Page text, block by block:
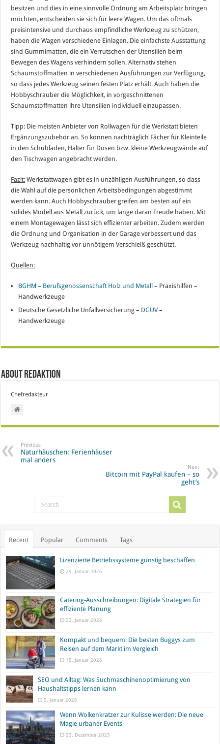
besitzen und dies in eine sinnvolle Ordnung am Arbeitsplatz bringen
möchten, entscheiden sie sich für leere Wagen. Um das oftmals
preisintensive und durchaus empfindliche Werkzeug zu schützen,
haben die Wagen verschiedene Einlagen. Die einfachste Ausstattung
sind Gummimatten, die ein Verrutschen der Utensilien beim
Bewegen des Wagens verhindern sollen. Alternativ stehen
Schaumstoffmatten in verschiedenen Ausführungen zur Verfügung,
so dass jedes Werkzeug seinen festen Platz erhält. Auch haben die
Hobbyschrauber die Möglichkeit, in vorgeschnittenen
Schaumstoffmatten ihre Utensilien individuell einzupassen.
Tipp: Die meisten Anbieter von Rollwagen für die Werkstatt bieten
Ergänzungszubehör an. So können nachträglich Fächer für Kleinteile
in den Schubladen, Halter für Dosen bzw. kleine Werkzeugwände auf
den Tischwagen angebracht werden.
Fazit: Werkstattwagen gibt es in unzähligen Ausführungen, so dass
die Wahl auf die persönlichen Arbeitsbedingungen abgestimmt
werden kann. Auch Hobbyschrauber greifen am besten auf ein
solides Modell aus Metall zurück, um lange daran Freude haben. Mit
einem Montagewagen lässt sich effizienter arbeiten. Zudem werden
die Ordnung und Organisation in der Garage verbessert und das
Werkzeug nachhaltig vor unnötigem Verschleiß geschützt.
Quellen:
BGHM – Berufsgenossenschaft Holz und Metall – Praxishilfen –
Handwerkzeuge
Deutsche Gesetzliche Unfallversicherung – DGUV–
Handwerkzeuge
About Redaktion
Chefredakteur
Previous
Naturhäuschen: Ferienhäuser
mal anders
Next
Bitcoin mit PayPal kaufen – so
geht’s
Recent Popular Comments Tags
Lizenzierte Betriebssysteme günstig beschaffen
29. Januar 2026
Catering-Ausschreibungen: Digitale Strategien für
effiziente Planung
22. Januar 2026
Kompakt und bequem: Die besten Buggys zum
Reisen auf dem Markt im Vergleich
15. Januar 2026
SEO und Alltag: Was Suchmaschinenoptimierung von
Haushaltstipps lernen kann
9. Januar 2026
Wenn Wolkenkratzer zur Kulisse werden: Die neue
Magie urbaner Events
23. Dezember 2025